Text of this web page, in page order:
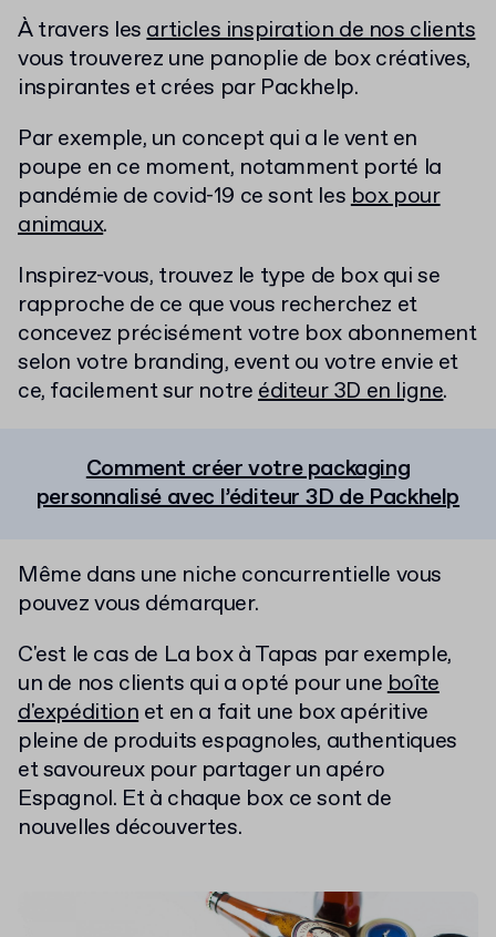
À travers lesarticles inspiration de nos clients
vous trouverez une panoplie de box créatives,
inspirantes et crées par Packhelp.
Par exemple, un concept qui a le vent en
poupe en ce moment, notamment porté la
pandémie de covid-19 ce sont lesbox pour
animaux.
Inspirez-vous, trouvez le type de box qui se
rapproche de ce que vous recherchez et
concevez précisément votre box abonnement
selon votre branding, event ou votre envie et
ce, facilement sur notreéditeur 3D en ligne.
Comment créer votre packaging
personnalisé avec l’éditeur 3D de Packhelp
Même dans une niche concurrentielle vous
pouvez vous démarquer.
C'est le cas de La box à Tapas par exemple,
un de nos clients qui a opté pour uneboîte
d'expéditionet en a fait une box apéritive
pleine de produits espagnoles, authentiques
et savoureux pour partager un apéro
Espagnol. Et à chaque box ce sont de
nouvelles découvertes.